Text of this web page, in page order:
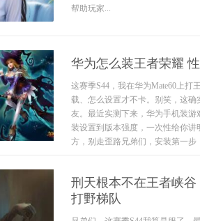
帮助玩家...
华为怎么装王者荣耀
这赛季S44，我在华为Mate60上
载、怎么设置才不卡。别笑，这
友。最近实测下来，华为手机装
装设置到版本强度，一次性给你
方，别走歪路兄弟们，安装第一步
刑天根本不在王者峡
打野梯队